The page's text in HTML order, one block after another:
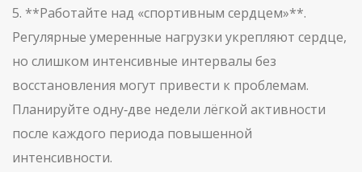
5. **Работайте над «спортивным сердцем»**.
Регулярные умеренные нагрузки укрепляют сердце,
но слишком интенсивные интервалы без
восстановления могут привести к проблемам.
Планируйте одну‑две недели лёгкой активности
после каждого периода повышенной
интенсивности.